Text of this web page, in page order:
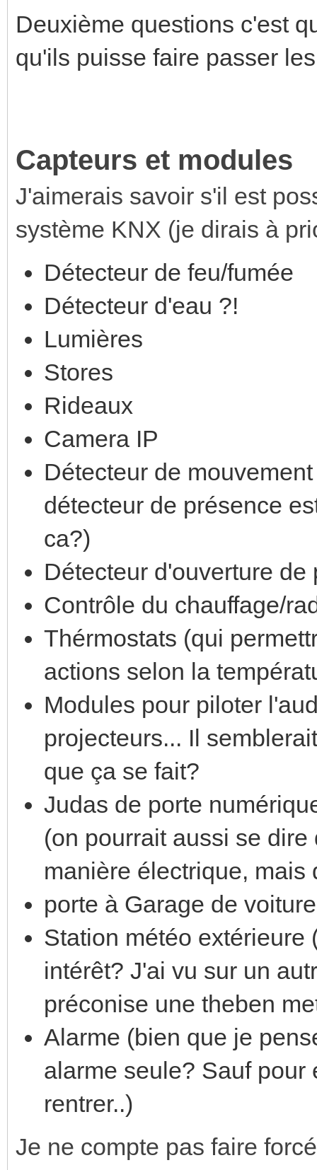
Deuxième questions c'est
qu'ils puisse faire passer
Capteurs et modules
J'aimerais savoir s'il est
système KNX (je dirais à
Détecteur de feu/fumée
Détecteur d'eau ?!
Lumières
Stores
Rideaux
Camera IP
Détecteur de
détecteur de présence
ca?)
Détecteur d'ouverture de
Contrôle du chauffage/
Thérmostats (qui
actions selon la
Modules pour piloter
projecteurs... Il
que ça se fait?
Judas de porte
(on pourrait aussi se
manière électrique, mais
porte à Garage de
Station météo extérieure
intérêt? J'ai vu sur un
préconise une theben
Alarme (bien que je
alarme seule? Sauf pour
rentrer..)
Je ne compte pas faire